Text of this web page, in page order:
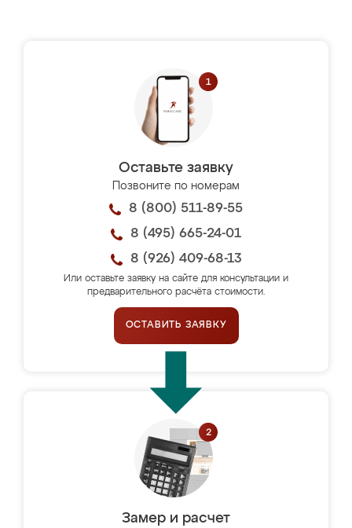
Оставьте заявку
Позвоните по номерам
8 (800) 511-89-55
8 (495) 665-24-01
8 (926) 409-68-13
Или оставьте заявку на сайте для консультации и
предварительного расчёта стоимости.
ОСТАВИТЬ ЗАЯВКУ
Замер и расчет